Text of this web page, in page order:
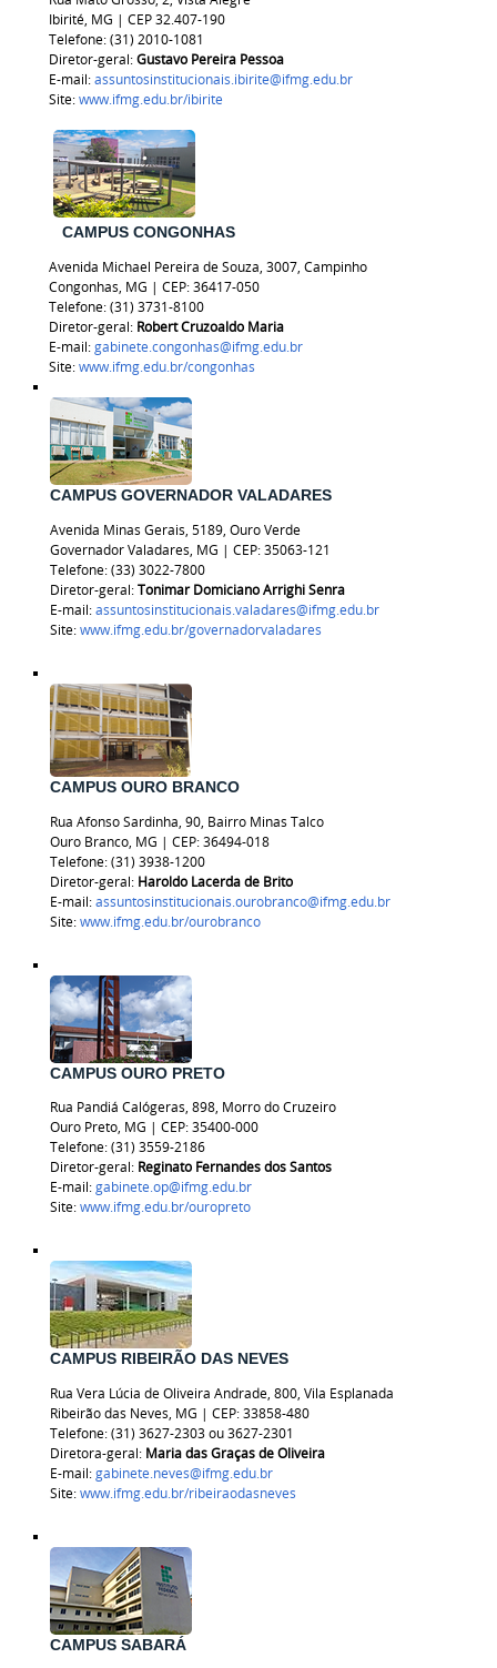
Ibirité, MG | CEP 32.407-190
Telefone: (31) 2010-1081
Diretor-geral:Gustavo Pereira Pessoa
E-mail:assuntosinstitucionais.ibirite@ifmg.edu.br
Site:www.ifmg.edu.br/ibirite
CAMPUS CONGONHAS
Avenida Michael Pereira de Souza, 3007, Campinho
Congonhas, MG | CEP: 36417-050
Telefone: (31) 3731-8100
Diretor-geral: Robert Cruzoaldo Maria
E-mail:gabinete.congonhas@ifmg.edu.br
Site:www.ifmg.edu.br/congonhas
CAMPUS GOVERNADOR VALADARES
Avenida Minas Gerais, 5189, Ouro Verde
Governador Valadares, MG | CEP: 35063-121
Telefone: (33) 3022-7800
Diretor-geral:Tonimar Domiciano Arrighi Senra
E-mail:assuntosinstitucionais.valadares@ifmg.edu.br
Site:www.ifmg.edu.br/governadorvaladares
CAMPUS OURO BRANCO
Rua Afonso Sardinha, 90, Bairro Minas Talco
Ouro Branco, MG | CEP: 36494-018
Telefone:(31) 3938-1200
Diretor-geral: Haroldo Lacerda de Brito
E-mail:assuntosinstitucionais.ourobranco@ifmg.edu.br
Site:www.ifmg.edu.br/ourobranco
CAMPUS OURO PRETO
Rua Pandiá Calógeras, 898, Morro do Cruzeiro
Ouro Preto, MG | CEP: 35400-000
Telefone: (31) 3559-2186
Diretor-geral: Reginato Fernandes dos Santos
E-mail:gabinete.op@ifmg.edu.br
Site:www.ifmg.edu.br/ouropreto
CAMPUS RIBEIRÃO DAS NEVES
Rua Vera Lúcia de Oliveira Andrade, 800, Vila Esplanada
Ribeirão das Neves, MG | CEP: 33858-480
Telefone: (31) 3627-2303 ou3627-2301
Diretora-geral: Maria das Graças de Oliveira
E-mail:gabinete.neves@ifmg.edu.br
Site:www.ifmg.edu.br/ribeiraodasneves
CAMPUS SABARÁ